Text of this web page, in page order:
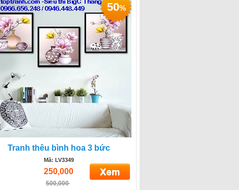
Tranh thêu bình hoa 3 bức
Mã: LV3349
250,000
500,000
50%